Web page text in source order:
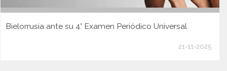
Bielorrusia ante su 4° Examen Periódico Universal
21-11-2025